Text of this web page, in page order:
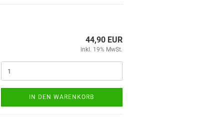
44,90 EUR
inkl. 19% MwSt.
IN DEN WARENKORB